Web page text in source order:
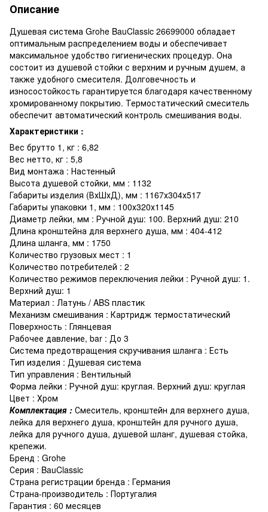
Описание
Душевая система Grohe BauClassic 26699000 обладает
оптимальным распределением воды и обеспечивает
максимальное удобство гигиенических процедур. Она
состоит из душевой стойки с верхним и ручным душем, а
также удобного смесителя. Долговечность и
износостойкость гарантируется благодаря качественному
хромированному покрытию. Термостатический смеситель
обеспечит автоматический контроль смешивания воды.
Характеристики :
Вес брутто 1, кг : 6,82
Вес нетто, кг : 5,8
Вид монтажа : Настенный
Высота душевой стойки, мм : 1132
Габариты изделия (ВхШхД), мм : 1167х304х517
Габариты упаковки 1, мм : 100х320х1145
Диаметр лейки, мм : Ручной душ: 100. Верхний душ: 210
Длина кронштейна для верхнего душа, мм : 404-412
Длина шланга, мм : 1750
Количество грузовых мест : 1
Количество потребителей : 2
Количество режимов переключения лейки : Ручной душ: 1.
Верхний душ: 1
Материал : Латунь / ABS пластик
Механизм смешивания : Картридж термостатический
Поверхность : Глянцевая
Рабочее давление, bar : До 3
Система предотвращения скручивания шланга : Есть
Тип изделия : Душевая система
Тип управления : Вентильный
Форма лейки : Ручной душ: круглая. Верхний душ: круглая
Цвет : Хром
Комплектация : Смеситель, кронштейн для верхнего душа,
лейка для верхнего душа, кронштейн для ручного душа,
лейка для ручного душа, душевой шланг, душевая стойка,
крепежи.
Бренд : Grohe
Серия : BauClassic
Страна регистрации бренда : Германия
Страна-производитель : Португалия
Гарантия : 60 месяцев